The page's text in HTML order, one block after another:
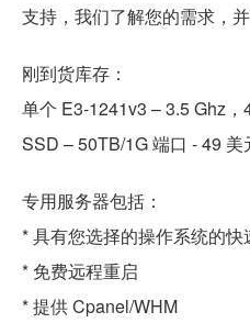
支持，我们了解您的需求，
刚到货库存：
单个 E3-1241v3 – 3.5 Ghz
SSD – 50TB/1G 端口 - 49 美
专用服务器包括：
* 具有您选择的操作系统的快
* 免费远程重启
* 提供 Cpanel/WHM